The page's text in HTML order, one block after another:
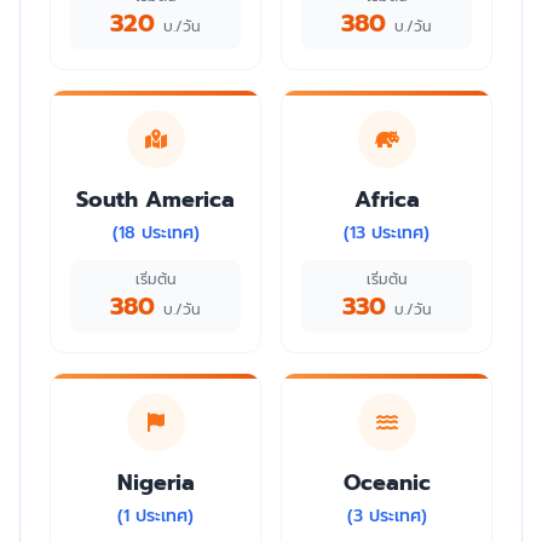
320 บ./วัน 380 บ./วัน
South America
(18 ประเทศ)
เริ่มต้น
380 บ./วัน
Africa
(13 ประเทศ)
เริ่มต้น
330 บ./วัน
Nigeria
(1 ประเทศ)
Oceanic
(3 ประเทศ)